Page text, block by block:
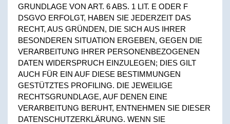
GRUNDLAGE VON ART. 6 ABS. 1 LIT. E ODER F
DSGVO ERFOLGT, HABEN SIE JEDERZEIT DAS
RECHT, AUS GRÜNDEN, DIE SICH AUS IHRER
BESONDEREN SITUATION ERGEBEN, GEGEN DIE
VERARBEITUNG IHRER PERSONENBEZOGENEN
DATEN WIDERSPRUCH EINZULEGEN; DIES GILT
AUCH FÜR EIN AUF DIESE BESTIMMUNGEN
GESTÜTZTES PROFILING. DIE JEWEILIGE
RECHTSGRUNDLAGE, AUF DENEN EINE
VERARBEITUNG BERUHT, ENTNEHMEN SIE DIESER
DATENSCHUTZERKLÄRUNG. WENN SIE